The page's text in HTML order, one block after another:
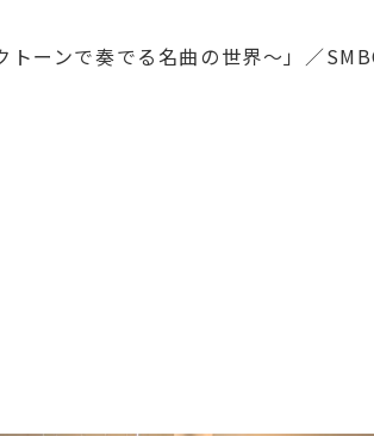
トーンで奏でる名曲の世界〜」／